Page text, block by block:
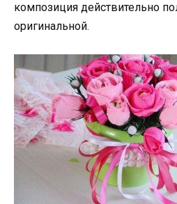
композиция действительно
оригинальной.